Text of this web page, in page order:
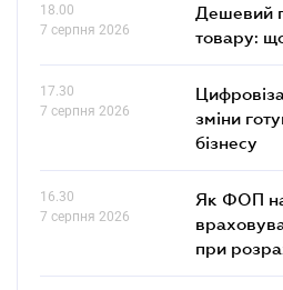
18.00
7 серпня 2026
Дешевий
товару:
17.30
7 серпня 2026
зміни
бізнесу
16.30
7 серпня 2026
Як ФОП
при